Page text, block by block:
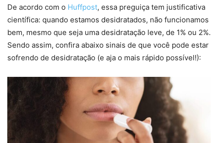
De acordo com o Huffpost, essa preguiça tem justificativa
científica: quando estamos desidratados, não funcionamos
bem, mesmo que seja uma desidratação leve, de 1% ou 2%.
Sendo assim, confira abaixo sinais de que você pode estar
sofrendo de desidratação (e aja o mais rápido possível!):